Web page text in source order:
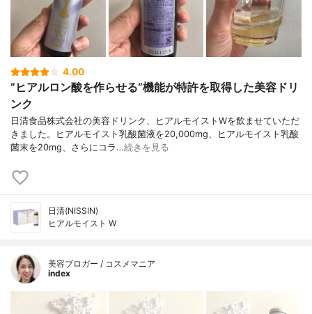
4.00
”ヒアルロン酸を作らせる”機能が特許を取得した美容ドリ
ンク
日清食品株式会社の美容ドリンク、ヒアルモイストWを飲ませていただ
きました。ヒアルモイスト乳酸菌液を20,000mg、ヒアルモイスト乳酸
菌末を20mg、さらにコラ…続きを見る
日清(NISSIN)
ヒアルモイスト W
美容ブロガー / コスメマニア
index